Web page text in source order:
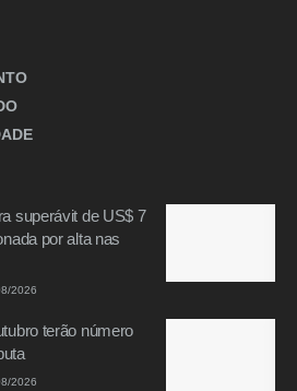
superávit de US$ 7
por alta nas
2026
terão número
2026